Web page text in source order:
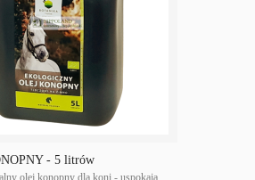
- 5 litrów
olej konopny dla koni - uspokaja,